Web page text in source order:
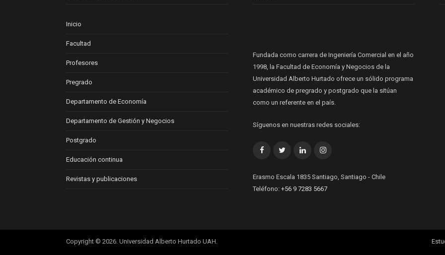
Inicio
Facultad
Profesores
Pregrado
Departamento de Economía
Departamento de Gestión y Negocios
Postgrado
Educación continua
Revistas y publicaciones
Fundada como carrera de Ingeniería Comercial en el año
1998, la Facultad de Economía y Negocios de la
Universidad Alberto Hurtado ofrece un sólido programa
académico de pregrado y postgrado que la sitúan
como un referente en el país.
Síguenos en nuestras redes sociales:
FacebookTwitterLinkedInInstagram
Erasmo Escala 1835 Santiago, Santiago - Chile
Teléfono: +56 9 7283 5667
Copyright © 2026. Universidad Alberto Hurtado UAH.